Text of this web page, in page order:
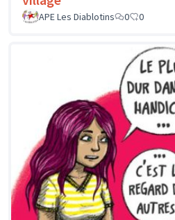
APE Les Diablotins
0 0